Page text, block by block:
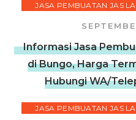
JASA PEMBUATAN JAS
Informasi Jasa
di Bungo, Harga
Hubungi WA/
JASA PEMBUATAN JAS